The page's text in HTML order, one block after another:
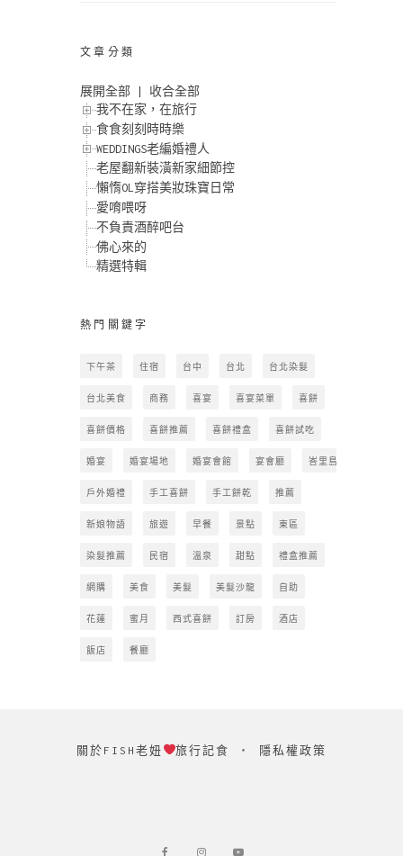
文章分類
展開全部
收合全部
我不在家，在旅行
食食刻刻時時樂
WEDDINGS老編婚禮人
老屋翻新裝潢新家細節控
懶惰OL穿搭美妝珠寶日常
愛唷喂呀
不負責酒醉吧台
佛心來的
精選特輯
熱門關鍵字
下午茶 住宿 台中 台北 台北染髮
台北美食 商務 喜宴 喜宴菜單 喜餅
喜餅價格 喜餅推薦 喜餅禮盒 喜餅試吃
婚宴 婚宴場地 婚宴會館 宴會廳 峇里島
戶外婚禮 手工喜餅 手工餅乾 推薦
新娘物語 旅遊 早餐 景點 東區
染髮推薦 民宿 溫泉 甜點 禮盒推薦
網購 美食 美髮 美髮沙龍 自助
花蓮 蜜月 西式喜餅 訂房 酒店
飯店 餐廳
關於FISH老妞 旅行記食 ‧ 隱私權政策